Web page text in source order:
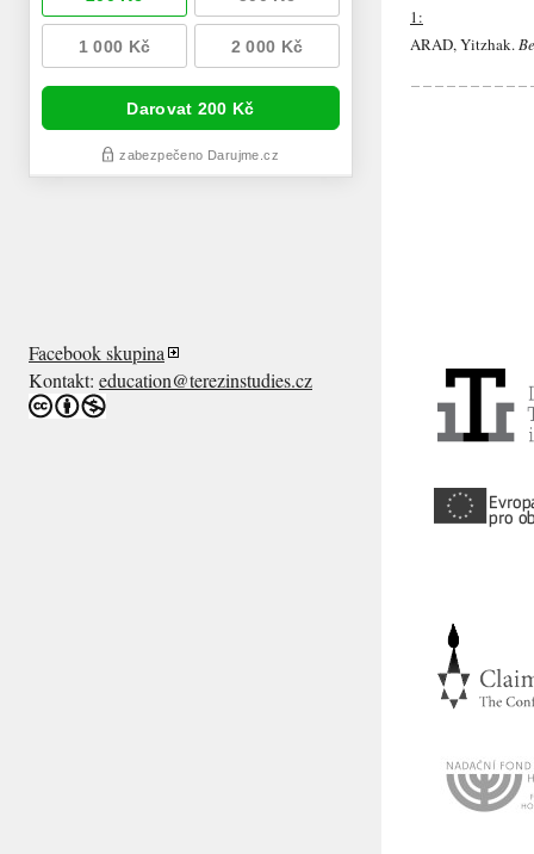
1:
ARAD, Yitzhak.
Facebook skupina
Kontakt: education@terezinstudies.cz